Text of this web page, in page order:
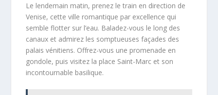
Le lendemain matin, prenez le train en direction de
Venise, cette ville romantique par excellence qui
semble flotter sur l’eau. Baladez-vous le long des
canaux et admirez les somptueuses façades des
palais vénitiens. Offrez-vous une promenade en
gondole, puis visitez la place Saint-Marc et son
incontournable basilique.